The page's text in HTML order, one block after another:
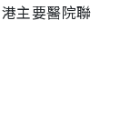
主要醫院聯